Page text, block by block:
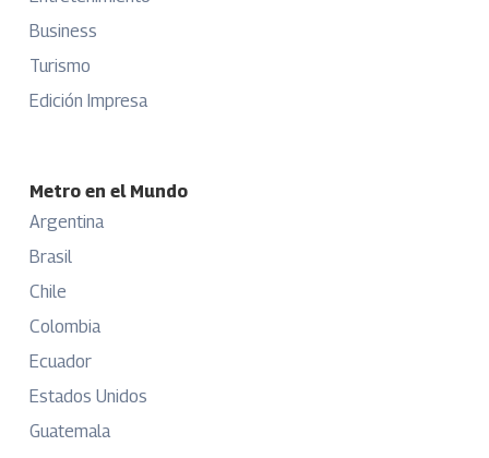
Business
Turismo
Edición Impresa
Metro en el Mundo
Argentina
Brasil
Chile
Colombia
Ecuador
Estados Unidos
Guatemala